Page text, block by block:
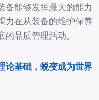
备能够发挥最大的能力
力在从装备的维护保养
品质管理活动。
论基础，蜕变成为世界